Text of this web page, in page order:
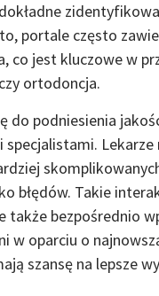
portale często
co jest kluczowe w
ortodoncja.
do podniesienia
błędów. Takie
bezpośrednio
w oparciu o
szansę na lepsze